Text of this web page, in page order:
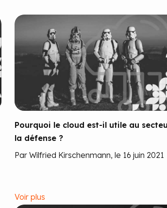
Pourquoi le cloud est-il utile au
la défense ?
Par Wilfried Kirschenmann, le 16 juin 2021
Voir plus